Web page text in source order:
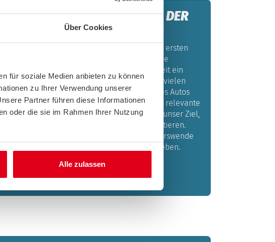
Über Cookies
für soziale Medien anbieten zu können
zu Ihrer Verwendung unserer
Partner führen diese Informationen
oder die sie im Rahmen Ihrer Nutzung
Alle zulassen
VERKEHRSWENDE WILL DER
Verkehrswende ist facettenreich. Was auf den ersten
wie ein überwältigend großes Vorhaben ohne
und Endpunkt aussieht, ist in Wirklichkeit ein
aber zusammensetzbares Puzzle aus vielen
Teilen. Die bedarfsgerechte Nutzung des Autos
der Blick auf mögliche Alternativen sind sehr relevante
dieses Puzzles. Als Mobilitätsbegleiter ist es unser Ziel,
alle Menschen von der Verkehrswende profitieren.
konkreten Vorschläge der ACE zur Verkehrswende
haben wir unserem Arbeitspapier aufgeschrieben.
Verkehrswende (PDF)